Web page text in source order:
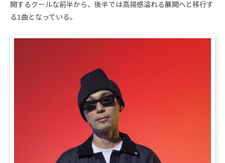
開するクールな前半から、後半では高揚感溢れる展開へと移行す
る1曲となっている。